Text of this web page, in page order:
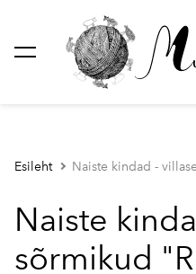
lisati ostukorvi. Vaata
Esileht Naiste kindad -
Naiste
sõrmikud